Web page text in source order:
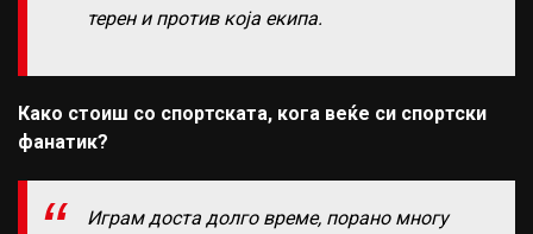
терен и против која екипа.
Како стоиш со спортската, кога веќе си спортски
фанатик?
Играм доста долго време, порано многу